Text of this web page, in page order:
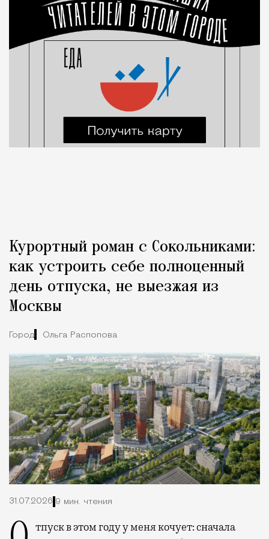
Курортный роман с Сокольниками:
как устроить себе полноценный
день отпуска, не выезжая из
Москвы
Город Ольга Распопова
31.07.2026 9 мин. чтения